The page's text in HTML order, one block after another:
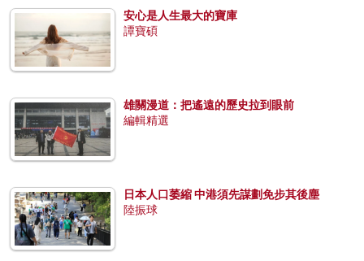
安心是人生最大的寶庫
譚寶碩
雄關漫道：把遙遠的歷史拉到眼前
編輯精選
日本人口萎縮 中港須先謀劃免步其後塵
陸振球